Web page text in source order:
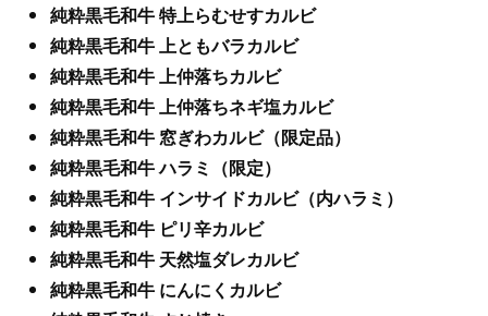
純粋黒毛和牛 特上らむせすカルビ
純粋黒毛和牛 上ともバラカルビ
純粋黒毛和牛 上仲落ちカルビ
純粋黒毛和牛 上仲落ちネギ塩カルビ
純粋黒毛和牛 窓ぎわカルビ（限定品）
純粋黒毛和牛 ハラミ（限定）
純粋黒毛和牛 インサイドカルビ（内ハラミ）
純粋黒毛和牛 ピリ辛カルビ
純粋黒毛和牛 天然塩ダレカルビ
純粋黒毛和牛 にんにくカルビ